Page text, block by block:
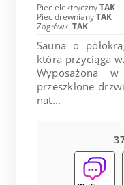
Piec elektrycznyTAK
Piec drewnianyTAK
Zagłówki TAK
Sauna o
która przyciąga
Wyposażona
przeszklone
nat...